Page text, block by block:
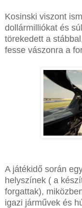
Kosinski viszont
dollármilliókat és
törekedett a
fesse vászonra a
A játékidő során
helyszínek ( a
forgattak),
igazi járművek és